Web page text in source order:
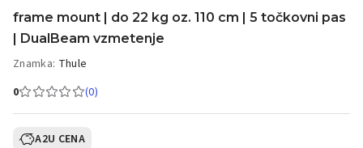
frame mount | do 22 kg oz. 110 cm | 5 točkovni pas
| DualBeam vzmetenje
Znamka: Thule
0
(0)
A2U CENA